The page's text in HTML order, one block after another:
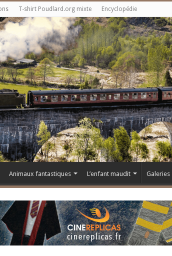
T-shirt Poudlard.org mixte Encyclopédie
Animaux fantastiques L’enfant maudit Galeries